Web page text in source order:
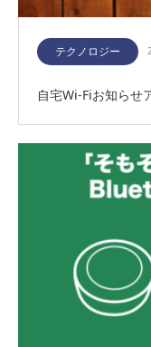
テクノロジー
自宅Wi-Fiお知らせ